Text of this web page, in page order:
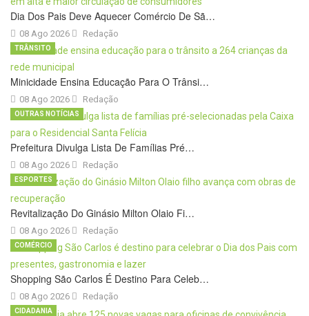
Dia Dos Pais Deve Aquecer Comércio De Sã…
08 Ago 2026 Redação
Minicidade Ensina Educação Para O Trânsi…
08 Ago 2026
TRÂNSITO
Redação
Prefeitura Divulga Lista De Famílias Pré…
08 Ago 2026
OUTRAS NOTÍCIAS
Redação
Revitalização Do Ginásio Milton Olaio Fi…
08 Ago 2026
ESPORTES
Redação
Shopping São Carlos É Destino Para Celeb…
08 Ago 2026
COMÉRCIO
Redação
CIDADANIA